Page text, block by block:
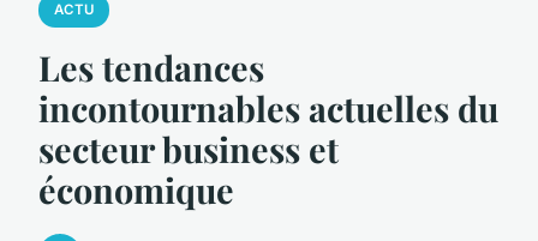
ACTU
Les tendances
incontournables actuelles du
secteur business et
économique